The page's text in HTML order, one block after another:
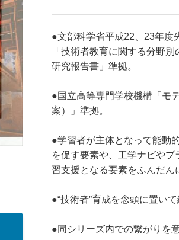
●文部科学省平成22、23年度
「技術者教育に関する分野
研究報告書」準拠。
●国立高等専門学校機構「モ
案）」準拠。
●学習者が主体となって能動
を促す要素や、工学ナビや
習支援となる要素をふんだん
●“技術者”育成を念頭に置いて
●同シリーズ内での繋がりを